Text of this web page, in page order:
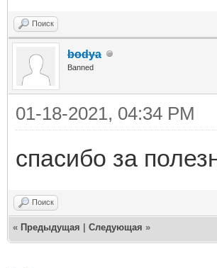
Поиск
bodya
Banned
01-18-2021, 04:34 PM
спасибо за
Поиск
« Предыдущая Следующая »